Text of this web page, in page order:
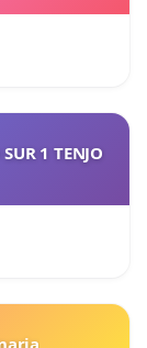
1 TENJO